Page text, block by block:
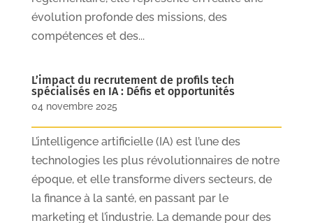
évolution profonde des missions, des
compétences et des...
L’impact du recrutement de profils tech
spécialisés en IA : Défis et opportunités
04 novembre 2025
L’intelligence artificielle (IA) est l’une des
technologies les plus révolutionnaires de notre
époque, et elle transforme divers secteurs, de
la finance à la santé, en passant par le
marketing et l’industrie. La demande pour des